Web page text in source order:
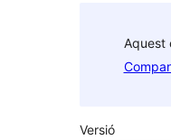
Aquest
Versió